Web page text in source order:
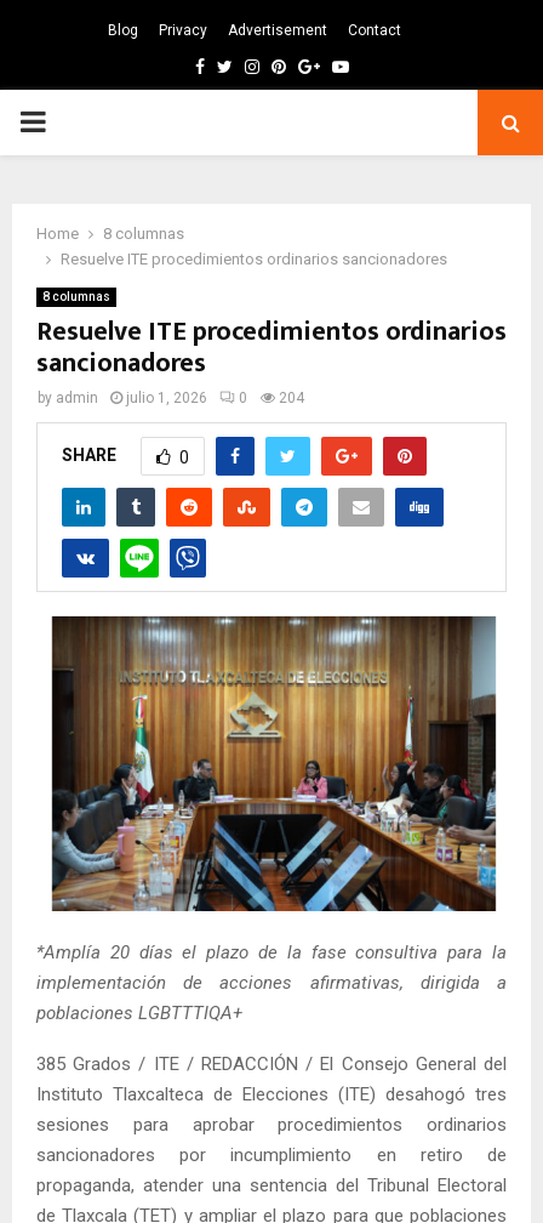
Blog Privacy Advertisement Contact
Facebook
TwitterInstagram
Pinterest
GoogleYoutube
PRIMARY
Home
8 columnas
Resuelve ITE procedimientos ordinarios sancionadores
8 columnas
Resuelve ITE procedimientos ordinarios
sancionadores
by admin julio 1, 2026 0 204
SHARE 0
*Amplía 20 días el plazo de la fase consultiva para la
implementación de acciones afirmativas, dirigida a
poblaciones LGBTTTIQA+
385 Grados / ITE / REDACCIÓN / El Consejo General del
Instituto Tlaxcalteca de Elecciones (ITE) desahogó tres
sesiones para aprobar procedimientos ordinarios
sancionadores por incumplimiento en retiro de
propaganda, atender una sentencia del Tribunal Electoral
de Tlaxcala (TET) y ampliar el plazo para que poblaciones